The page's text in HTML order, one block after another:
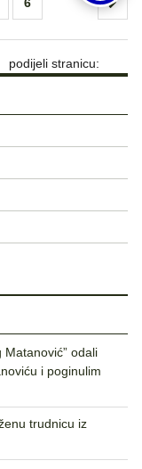
6
podijeli stranicu:
Matanović” odali
i poginulim
trudnicu iz